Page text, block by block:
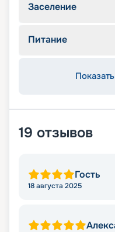
Заселение
Питание
19 отзывов
Гость
18 августа 2025